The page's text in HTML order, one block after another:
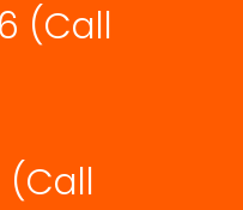
(Call
(Call